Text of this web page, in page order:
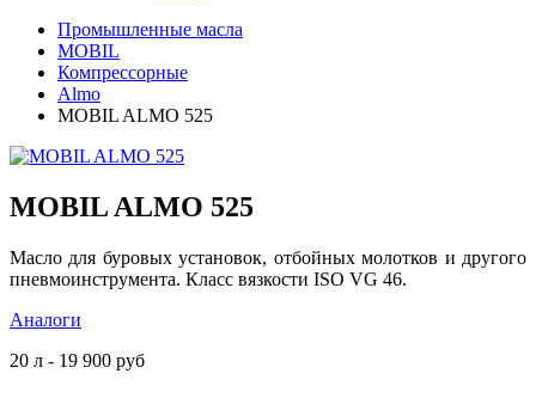
Промышленные масла
MOBIL
Компрессорные
Almo
MOBIL ALMO 525
MOBIL ALMO 525
Масло для буровых установок, отбойных молотков и другого
пневмоинструмента. Класс вязкости ISO VG 46.
Аналоги
20 л - 19 900 руб